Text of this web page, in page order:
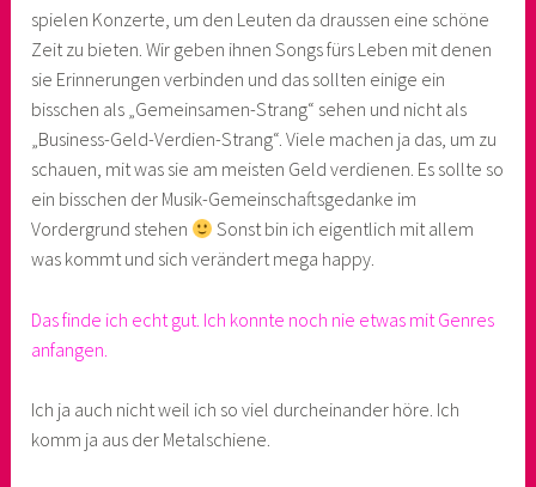
spielen Konzerte, um den Leuten da draussen eine schöne
Zeit zu bieten. Wir geben ihnen Songs fürs Leben mit denen
sie Erinnerungen verbinden und das sollten einige ein
bisschen als „Gemeinsamen-Strang“ sehen und nicht als
„Business-Geld-Verdien-Strang“. Viele machen ja das, um zu
schauen, mit was sie am meisten Geld verdienen. Es sollte so
ein bisschen der Musik-Gemeinschaftsgedanke im
Vordergrund stehen
Sonst bin ich eigentlich mit allem
was kommt und sich verändert mega happy.
Das finde ich echt gut. Ich konnte noch nie etwas mit Genres
anfangen.
Ich ja auch nicht weil ich so viel durcheinander höre. Ich
komm ja aus der Metalschiene.